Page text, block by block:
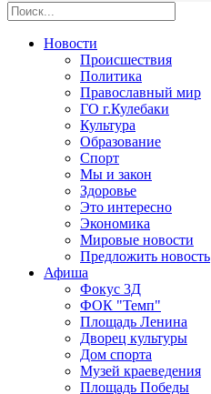
Новости
Происшествия
Политика
Православный мир
ГО г.Кулебаки
Культура
Образование
Спорт
Мы и закон
Здоровье
Это интересно
Экономика
Мировые новости
Предложить новость
Афиша
Фокус 3Д
ФОК "Темп"
Площадь Ленина
Дворец культуры
Дом спорта
Музей краеведения
Площадь Победы